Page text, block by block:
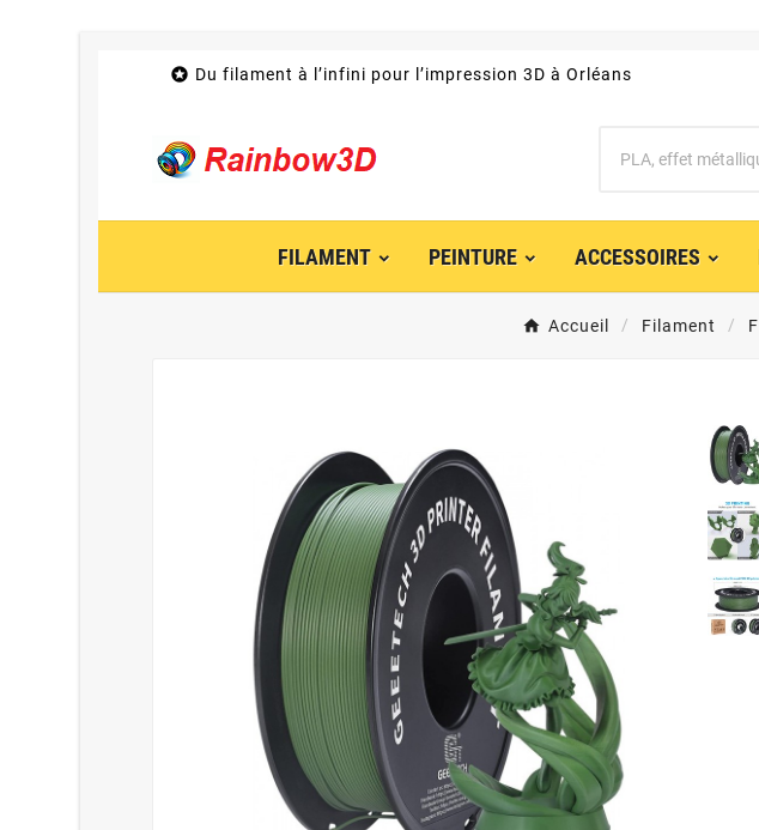
 Du filament à l’infini pour l’impression 3D à Orléans
FILAMENT PEINTURE ACCESSOIRES
Accueil Filament